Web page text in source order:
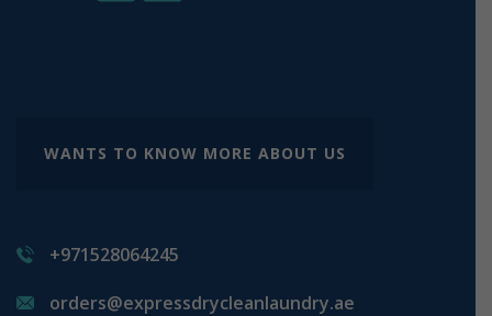
WANTS TO KNOW MORE ABOUT US
+971528064245
orders@expressdrycleanlaundry.ae